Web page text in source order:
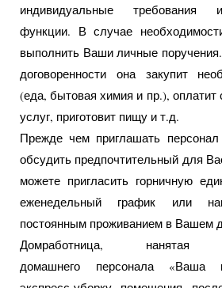
индивидуальные требования
функции. В случае
выполнить Ваши личные
договоренности она закупит
(еда, бытовая химия и пр.),
услуг, приготовит пищу и т.д.
Прежде чем приглашать
обсудить предпочтительный для
можете пригласить горничную
еженедельный график или
постоянным проживанием в Вашем
Домработница,
домашнего персонала «Ваша